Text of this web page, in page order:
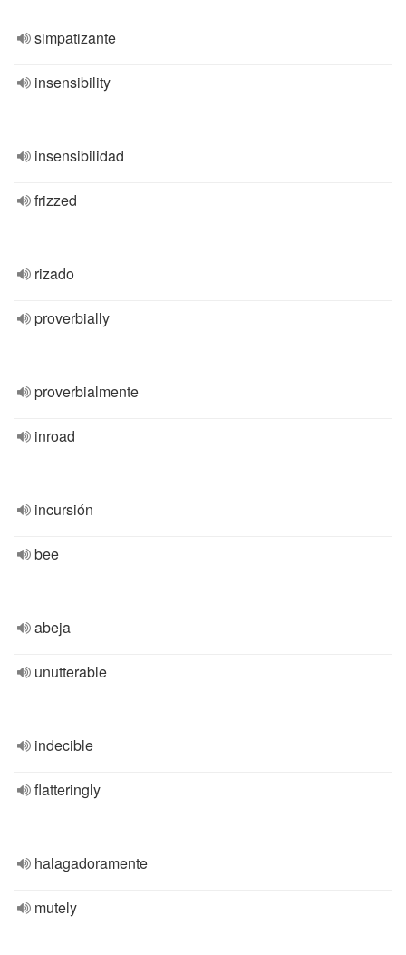
simpatizante
insensibility
insensibilidad
frizzed
rizado
proverbially
proverbialmente
inroad
incursión
bee
abeja
unutterable
indecible
flatteringly
halagadoramente
mutely